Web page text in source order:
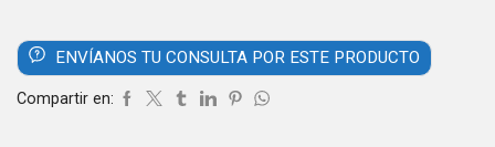
ENVÍANOS TU CONSULTA POR ESTE PRODUCTO
Compartir en: